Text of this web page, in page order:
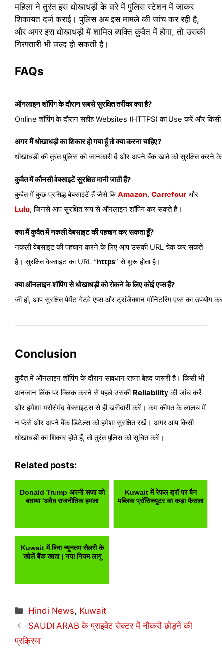
महिला ने तुरंत इस धोखाधड़ी के बारे में पुलिस स्टेशन में जाकर
शिकायत दर्ज कराई। पुलिस अब इस मामले की जांच कर रही है,
और अगर इस धोखाधड़ी में शामिल व्यक्ति कुवैत में होगा, तो उसकी
गिरफ्तारी भी जल्द हो सकती है।
FAQs
ऑनलाइन शॉपिंग के दौरान सबसे सुरक्षित तरीका क्या है?
Online शॉपिंग के दौरान सहीह Websites (HTTPS) का Use करें और
अगर मैं धोखाधड़ी का शिकार हो गया हूँ तो क्या करना चाहिए?
धोखाधड़ी की तुरंत पुलिस को जानकारी दें और अपने बैंक खाते को सुरक्षित करने
कुवैत में कौनसी वेबसाइटें सुरक्षित मानी जाती हैं?
कुवैत में कुछ प्रसिद्ध वेबसाइटें हैं जैसे कि Amazon, Carrefour
Lulu, जिनसे आप सुरक्षित रूप से ऑनलाइन शॉपिंग कर सकते हैं।
क्या मैं कुवैत में नकली वेबसाइट की पहचान कर सकता हूँ?
नकली वेबसाइट की पहचान करने के लिए आप उसकी URL चेक कर सकते
हैं। सुरक्षित वेबसाइट का URL “https” से शुरू होता है।
क्या ऑनलाइन शॉपिंग से धोखाधड़ी को रोकने के लिए कोई एप्स हैं?
जी हां, आप सुरक्षित पेमेंट गेटवे एप्स और ट्रांजैक्शन मॉनिटरिंग एप्स का
Conclusion
कुवैत में ऑनलाइन शॉपिंग के दौरान सावधान रहना बेहद जरूरी है। किसी भी
अनजान लिंक पर क्लिक करने से पहले उसकी Reliabilityकी जांच करें
और हमेशा भरोसेमंद वेबसाइट्स से ही खरीदारी करें। कम कीमत के लालच में
न फंसे और अपने बैंक डिटेल्स को हमेशा सुरक्षित रखें। अगर आप किसी
धोखाधड़ी का शिकार होते हैं, तो तुरंत पुलिस को सूचित करें।
Related posts:
Donald Trump अपनी सजा को
बताया 'अवैध राजनीतिक हमला
Kuwait में रेफल ड्रॉ पर बैन
पब्लिक प्रॉसिक्यूटर का कड़ा फैसला
Kuwait में बिना न्यूनतम सैलरी के
खोलें बैंक खाता | नया नियम लागू
Categories
Hindi News, Kuwait
SAUDI ARAB के प्राइवेट सेक्टर में नौकरी छोड़ने की
प्रक्रिया